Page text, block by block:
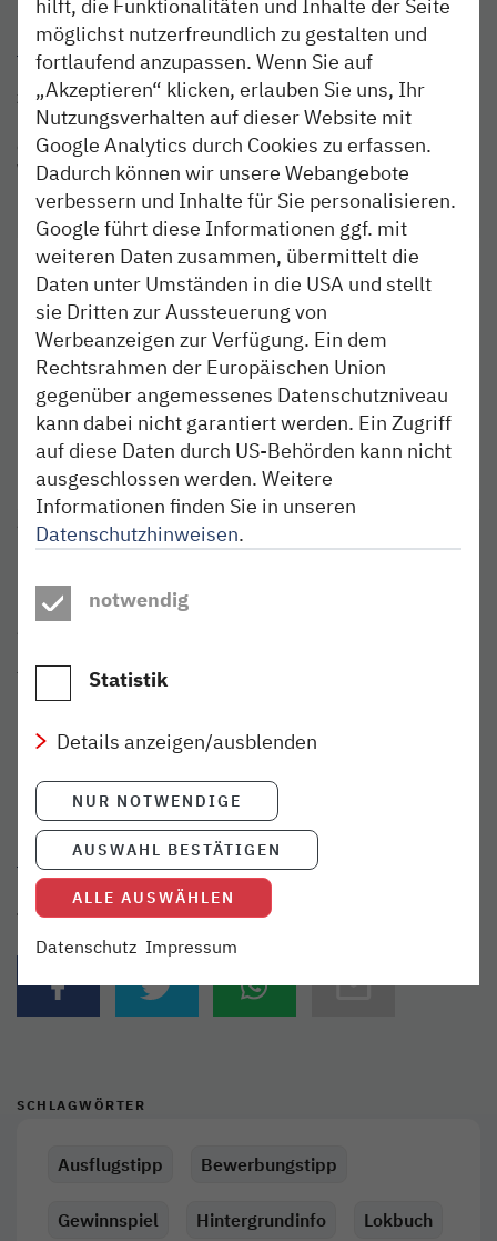
Mit derSchlagerparty am Meer am 10. Juni und dem
Legends at the Sea-Konzert am Abend darauf wird in
Büsum wieder die Watt-Tribüne direkt an der Nordsee
zum Beben gebracht. Die Legenden sind in diesem Jahr
keine Geringen alsDie Prinzen! Es ist übrigens ihr
einziger Tourneetermin in diesem Jahr.
Wollt ihr dabei sein und mitfeiern? Wir verlosen je 5 x 2
Freikarten, die ihr mit ein bisschen Glück gewinnen könnt!
Foto: © Sven Sindt
innovative Akku-Netz Schleswig-Holstein, in dem wir
größter Betreiber sein werden. Dazu muss unser
für dich der richtige
Und unser Lokführer Gordon lässt wieder hinter die
Kulissen blicken und nimmt euch mit auf eine nächtliche
Fahrt zum „Boxenstopp“.
Das Lokbuch liegt in unseren Zügen aus und gibt es auch
hier
für die digitale Lektüre.
Teilen:
SCHLAGWÖRTER
Ausflugstipp Bewerbungstipp
Gewinnspiel Hintergrundinfo Lokbuch
hilft, die Funktionalitäten und Inhalte der Seite
möglichst nutzerfreundlich zu gestalten und
fortlaufend anzupassen. Wenn Sie auf
„Akzeptieren“ klicken, erlauben Sie uns, Ihr
Nutzungsverhalten auf dieser Website mit
Google Analytics durch Cookies zu erfassen.
Dadurch können wir unsere Webangebote
verbessern und Inhalte für Sie personalisieren.
Google führt diese Informationen ggf. mit
weiteren Daten zusammen, übermittelt die
Daten unter Umständen in die USA und stellt
sie Dritten zur Aussteuerung von
Werbeanzeigen zur Verfügung. Ein dem
Rechtsrahmen der Europäischen Union
gegenüber angemessenes Datenschutzniveau
kann dabei nicht garantiert werden. Ein Zugriff
auf diese Daten durch US-Behörden kann nicht
ausgeschlossen werden. Weitere
Informationen finden Sie in unseren
Datenschutzhinweisen.
notwendig
Statistik
Details anzeigen/ausblenden
NUR NOTWENDIGE
AUSWAHL BESTÄTIGEN
ALLE AUSWÄHLEN
Datenschutz Impressum